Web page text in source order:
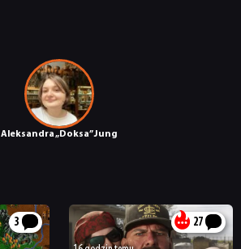
Aleksandra „Doksa” Jung
3 27